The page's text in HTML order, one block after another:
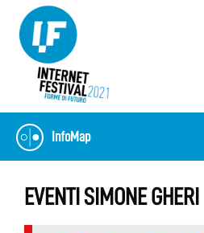
contenuto
InfoMap
EVENTI SIMONE GHERI